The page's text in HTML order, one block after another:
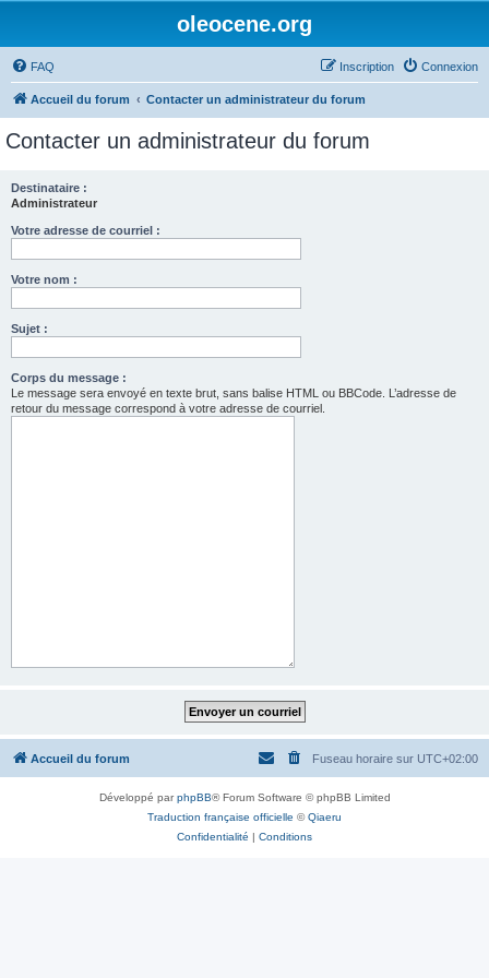
oleocene.org
FAQ Connexion
Inscription
Accueil du forum Contacter un administrateur du forum
Contacter un administrateur du forum
Destinataire :
Administrateur
Votre adresse de courriel :
Votre nom :
Sujet :
Corps du message :
Le message sera envoyé en texte brut, sans balise HTML ou BBCode. L’adresse de
retour du message correspond à votre adresse de courriel.
Accueil du forum Fuseau horaire sur UTC+02:00
Développé parphpBB® Forum Software © phpBB Limited
Traduction française officielle ©Qiaeru
Confidentialité | Conditions